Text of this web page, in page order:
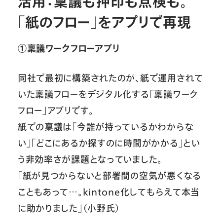
「紙のフロー」をアプリで再現
①稟議ワークフローアプリ
同社で最初に構築されたのが、紙で運用されて
いた稟議フローをデジタル化する「稟議ワーク
フロー」アプリです。
紙での稟議は「今誰が持っているかわからな
い」「どこにあるか探すのに時間がかかる」とい
う非効率さが課題となっていました。
「紙が見つからないと部署間の空気が悪くなる
こともあって…。kintone化してもらえて本当
に助かりました」（小野氏）